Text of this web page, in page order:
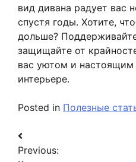
вид дивана радует вас
спустя годы. Хотите,
дольше?
защищайте от
вас уютом и
интерьере.
Posted in Полезные
Навигация
Previous: